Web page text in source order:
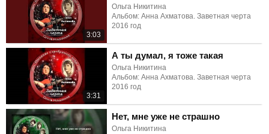
3:03
Ольга Никитина
Альбом: Анна Ахматова. Заветная черта
2016 год
3:31
А ты думал, я тоже такая
Ольга Никитина
Альбом: Анна Ахматова. Заветная черта
2016 год
Нет, мне уже не страшно
Ольга Никитина